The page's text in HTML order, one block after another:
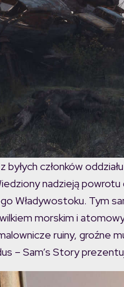
byłych członków
nadzieją
Władywostoku. Tym
morskim i
ruiny, groźne
– Sam’s Story